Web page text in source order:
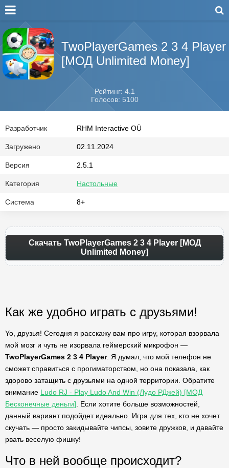
TwoPlayerGames 2 3 4 Player
[МОД Unlimited Money]
Рейтинг: 4.1
Голосов: 5100
Разработчик RHM Interactive OÜ
Загружено 02.11.2024
Версия 2.5.1
Категория Настольные
Система 8+
Скачать TwoPlayerGames 2 3 4 Player [МОД
Unlimited Money]
Как же удобно играть с друзьями!
Yo, друзья! Сегодня я расскажу вам про игру, которая взорвала
мой мозг и чуть не изорвала геймерский микрофон —
TwoPlayerGames 2 3 4 Player. Я думал, что мой телефон не
сможет справиться с прогиматорством, но она показала, как
здорово затащить с друзьями на одной территории. Обратите
внимание Ludo RJ - Play Ludo And Win (Лудо РДжей) [МОД
Бесконечные деньги] . Если хотите больше возможностей,
данный вариант подойдет идеально. Игра для тех, кто не хочет
скучать — просто закидывайте чипсы, зовите дружков, и давайте
рвать веселую фишку!
Что в ней вообще происходит?